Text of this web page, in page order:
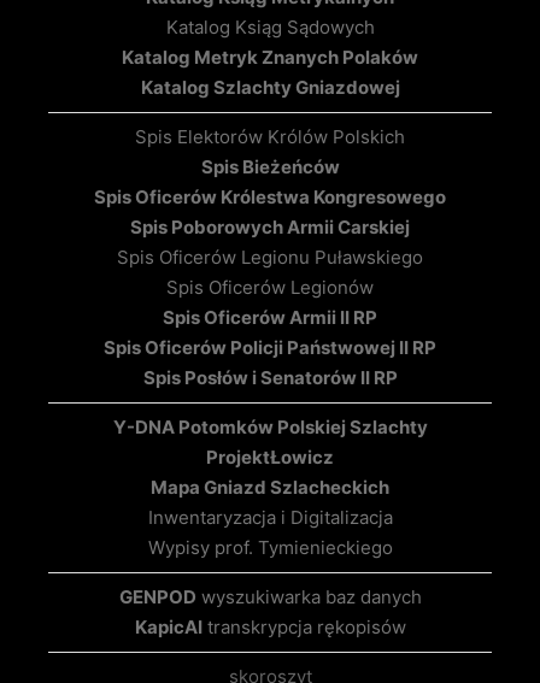
Katalog Ksiąg Sądowych
Katalog Metryk Znanych Polaków
Katalog Szlachty Gniazdowej
Spis Elektorów Królów Polskich
Spis Bieżeńców
Spis Oficerów Królestwa Kongresowego
Spis Poborowych Armii Carskiej
Spis Oficerów Legionu Puławskiego
Spis Oficerów Legionów
Spis Oficerów Armii II RP
Spis Oficerów Policji Państwowej II RP
Spis Posłów i Senatorów II RP
Y-DNA Potomków Polskiej Szlachty
ProjektŁowicz
Mapa Gniazd Szlacheckich
Inwentaryzacja i Digitalizacja
Wypisy prof. Tymienieckiego
GENPOD wyszukiwarka baz danych
KapicAItranskrypcja rękopisów
skoroszyt